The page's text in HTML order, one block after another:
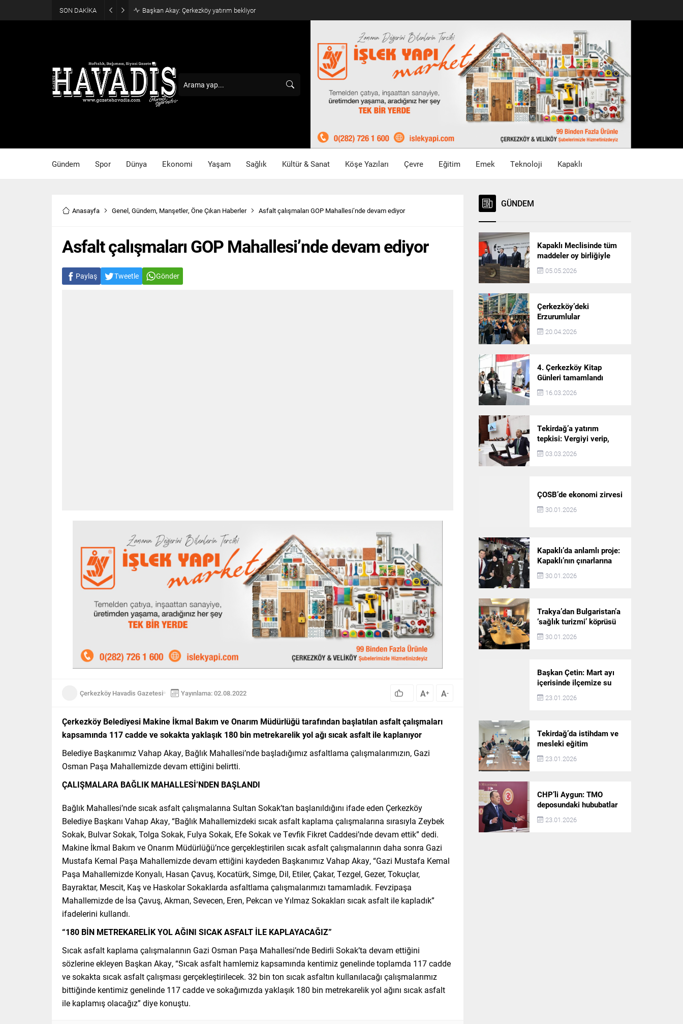
SON DAKİKA Haziran ayı ilk oturumu tamamlandı
Gündem Spor Dünya Ekonomi Yaşam Sağlık Kültür & Sanat Köşe Yazıları Çevre Eğitim Emek Teknoloji Kapaklı
Anasayfa Genel, Gündem, Manşetler, Öne Çıkan Haberler Asfalt çalışmaları GOP Mahallesi’nde devam ediyor
Asfalt çalışmaları GOP Mahallesi’nde devam ediyor
Paylaş Tweetle Gönder
Çerkezköy Havadis Gazetesi Yayınlama: 02.08.2022 A+ A-
Çerkezköy Belediyesi Makine İkmal Bakım ve Onarım Müdürlüğü tarafından başlatılan asfalt çalışmaları
kapsamında 117 cadde ve sokakta yaklaşık 180 bin metrekarelik yol ağı sıcak asfalt ile kaplanıyor
Belediye Başkanımız Vahap Akay, Bağlık Mahallesi’nde başladığımız asfaltlama çalışmalarımızın, Gazi
Osman Paşa Mahallemizde devam ettiğini belirtti.
ÇALIŞMALARA BAĞLIK MAHALLESİ’NDEN BAŞLANDI
Bağlık Mahallesi’nde sıcak asfalt çalışmalarına Sultan Sokak’tan başlanıldığını ifade eden Çerkezköy
Belediye Başkanı Vahap Akay, “Bağlık Mahallemizdeki sıcak asfalt kaplama çalışmalarına sırasıyla Zeybek
Sokak, Bulvar Sokak, Tolga Sokak, Fulya Sokak, Efe Sokak ve Tevfik Fikret Caddesi’nde devam ettik” dedi.
Makine İkmal Bakım ve Onarım Müdürlüğü’nce gerçekleştirilen sıcak asfalt çalışmalarının daha sonra Gazi
Mustafa Kemal Paşa Mahallemizde devam ettiğini kaydeden Başkanımız Vahap Akay, “Gazi Mustafa Kemal
Paşa Mahallemizde Konyalı, Hasan Çavuş, Kocatürk, Simge, Dil, Etiler, Çakar, Tezgel, Gezer, Tokuçlar,
Bayraktar, Mescit, Kaş ve Haskolar Sokaklarda asfaltlama çalışmalarımızı tamamladık. Fevzipaşa
Mahallemizde de İsa Çavuş, Akman, Sevecen, Eren, Pekcan ve Yılmaz Sokakları sıcak asfalt ile kapladık”
ifadelerini kullandı.
“180 BİN METREKARELİK YOL AĞINI SICAK ASFALT İLE KAPLAYACAĞIZ”
Sıcak asfalt kaplama çalışmalarının Gazi Osman Paşa Mahallesi’nde Bedirli Sokak’ta devam ettiğini
sözlerine ekleyen Başkan Akay, “Sıcak asfalt hamlemiz kapsamında kentimiz genelinde toplamda 117 cadde
ve sokakta sıcak asfalt çalışması gerçekleştirilecek. 32 bin ton sıcak asfaltın kullanılacağı çalışmalarımız
bittiğinde kentimiz genelinde 117 cadde ve sokağımızda yaklaşık 180 bin metrekarelik yol ağını sıcak asfalt
ile kaplamış olacağız” diye konuştu.
GÜNDEM
Kapaklı Meclisinde tüm
maddeler oy birliğiyle
karara bağlandı
05.05.2026
Çerkezköy’deki
Erzurumlular
şampiyonluğu kutladı
20.04.2026
4. Çerkezköy Kitap
Günleri tamamlandı
16.03.2026
Tekirdağ’a yatırım
tepkisi: Vergiyi verip,
hizmet almayan bir iliz
03.03.2026
ÇOSB’de ekonomi zirvesi
30.01.2026
Kapaklı’da anlamlı proje:
Kapaklı’nın çınarlarına
dijital vefa köprüsü
30.01.2026
Trakya’dan Bulgaristan’a
‘sağlık turizmi’ köprüsü
30.01.2026
Başkan Çetin: Mart ayı
içerisinde ilçemize su
akışı başlatılacak
23.01.2026
Tekirdağ’da istihdam ve
mesleki eğitim
politikaları değerlendirildi
23.01.2026
CHP’li Aygun: TMO
deposundaki hububatlar
çalındı!
23.01.2026